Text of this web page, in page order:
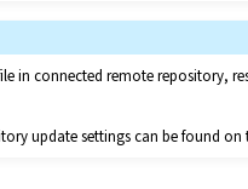
in connected remote repository,
update settings can be found